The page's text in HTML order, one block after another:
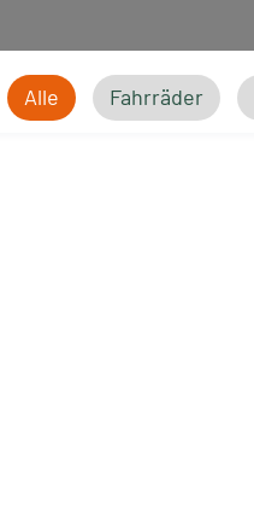
Alle Fahrräder